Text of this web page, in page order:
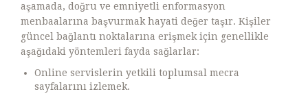
aşamada, doğru ve emniyetli enformasyon
menbaalarına başvurmak hayati değer taşır. Kişiler
güncel bağlantı noktalarına erişmek için genellikle
aşağıdaki yöntemleri fayda sağlarlar:
Online servislerin yetkili toplumsal mecra
sayfalarını izlemek.